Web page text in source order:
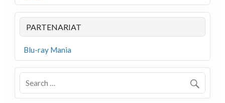
PARTENARIAT
Blu-ray Mania